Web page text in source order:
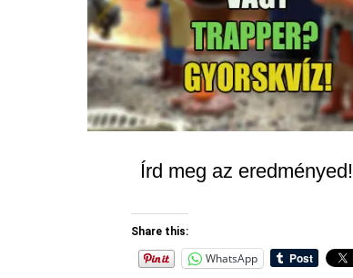
Írd meg az eredményed!
Share this:
WhatsApp